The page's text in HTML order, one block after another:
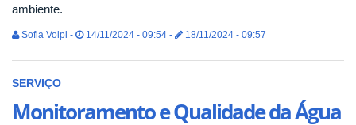
ambiente.
Sofia Volpi - 14/11/2024 - 09:54 - 18/11/2024 - 09:57
SERVIÇO
Monitoramento e Qualidade da Água